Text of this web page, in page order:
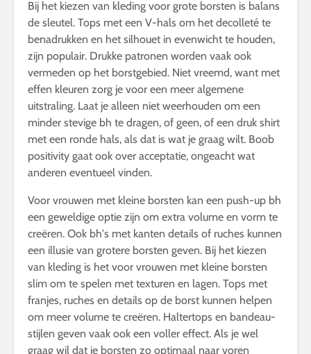
Bij het kiezen van kleding voor grote borsten is balans
de sleutel. Tops met een V-hals om het decolleté te
benadrukken en het silhouet in evenwicht te houden,
zijn populair. Drukke patronen worden vaak ook
vermeden op het borstgebied. Niet vreemd, want met
effen kleuren zorg je voor een meer algemene
uitstraling. Laat je alleen niet weerhouden om een
minder stevige bh te dragen, of geen, of een druk shirt
met een ronde hals, als dat is wat je graag wilt. Boob
positivity gaat ook over acceptatie, ongeacht wat
anderen eventueel vinden.
Voor vrouwen met kleine borsten kan een push-up bh
een geweldige optie zijn om extra volume en vorm te
creëren. Ook bh's met kanten details of ruches kunnen
een illusie van grotere borsten geven. Bij het kiezen
van kleding is het voor vrouwen met kleine borsten
slim om te spelen met texturen en lagen. Tops met
franjes, ruches en details op de borst kunnen helpen
om meer volume te creëren. Haltertops en bandeau-
stijlen geven vaak ook een voller effect. Als je wel
graag wil dat je borsten zo optimaal naar voren